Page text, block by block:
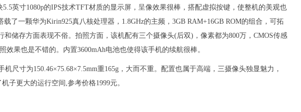
5.5英寸1080p的IPS技术TFT材质的显示屏，呈像效果很棒，搭配虚拟按键，使整机的美观也
载了一颗华为Kirin925真八核处理器，1.8GHz的主频，3GB RAM+16GB ROM的组合，可拓
和储存方面表现不俗。拍照方面，该机配有三个摄像头(后双)，像素都为800万，CMOS传感
效果也是不错的。内置3600mAh电池也使得该手机的续航很棒。
机尺寸为150.46×75.68×7.5mm重165g，大而不重。配置也属于高端，三摄像头独显魅力，
子更大的运行空间,参考价格1999元。